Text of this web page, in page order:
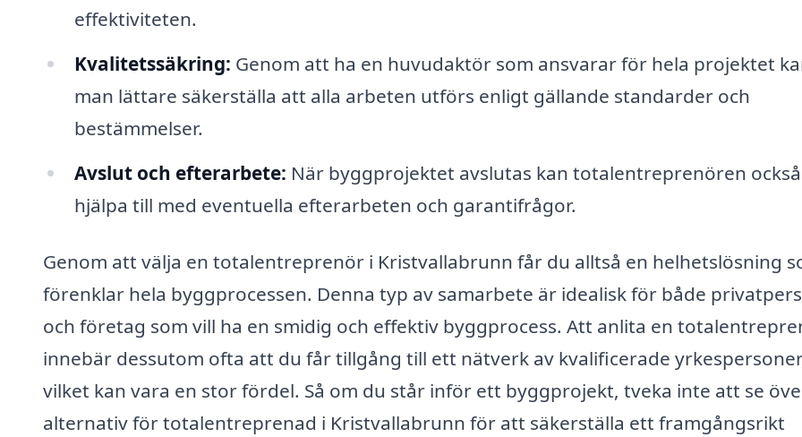
effektiviteten.
Kvalitetssäkring: Genom att ha en huvudaktör som ansvarar för hela projektet
man lättare säkerställa att alla arbeten utförs enligt gällande standarder och
bestämmelser.
Avslut och efterarbete: När byggprojektet avslutas kan totalentreprenören också
hjälpa till med eventuella efterarbeten och garantifrågor.
Genom att välja en totalentreprenör i Kristvallabrunn får du alltså en helhetslösning
förenklar hela byggprocessen. Denna typ av samarbete är idealisk för både
och företag som vill ha en smidig och effektiv byggprocess. Att anlita en
innebär dessutom ofta att du får tillgång till ett nätverk av kvalificerade
vilket kan vara en stor fördel. Så om du står inför ett byggprojekt, tveka inte att se
alternativ för totalentreprenad i Kristvallabrunn för att säkerställa ett framgångsrikt